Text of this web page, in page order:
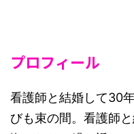
プロフィール
看護師と結婚して30
びも束の間。看護師